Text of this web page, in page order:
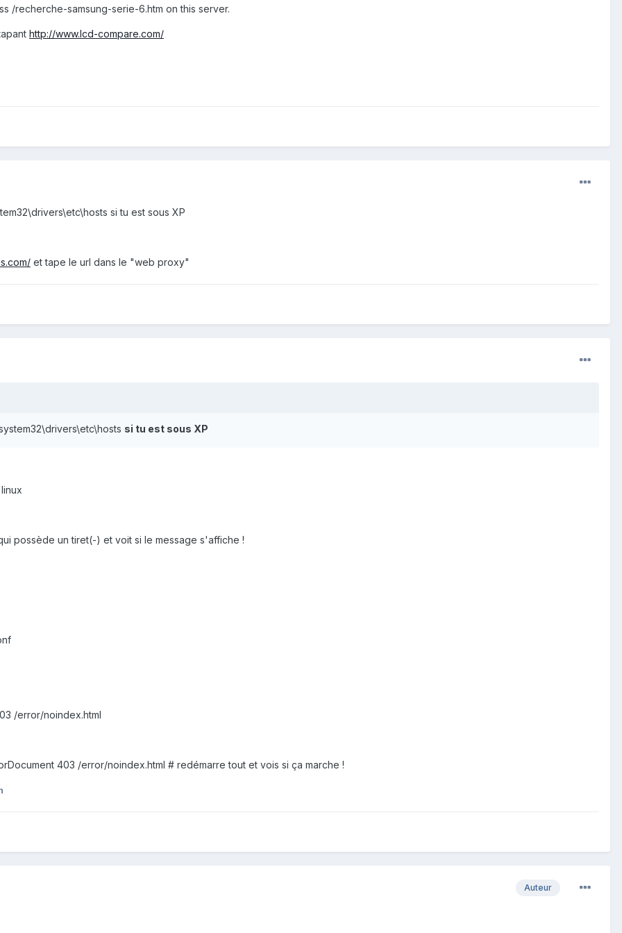
/recherche-samsung-serie-6.htm on this server.
http://www.lcd-compare.com/
si tu est sous XP
et tape le url dans le "web proxy"
si tu est sous XP
possède un tiret(-) et voit si le message s'affiche !
/error/noindex.html
403 /error/noindex.html # redémarre tout et vois si ça marche !
Auteur